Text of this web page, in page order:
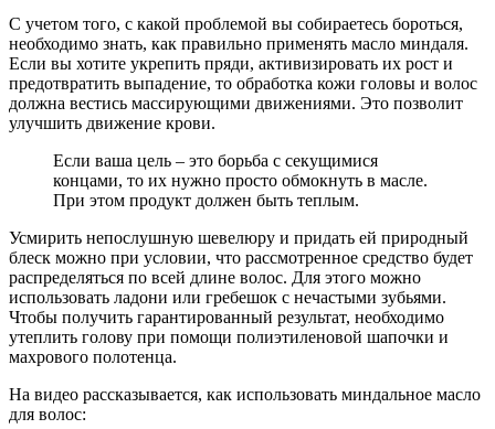
С учетом того, с какой проблемой вы собираетесь бороться,
необходимо знать, как правильно применять масло миндаля.
Если вы хотите укрепить пряди, активизировать их рост и
предотвратить выпадение, то обработка кожи головы и волос
должна вестись массирующими движениями. Это позволит
улучшить движение крови.
Если ваша цель – это борьба с секущимися
концами, то их нужно просто обмокнуть в масле.
При этом продукт должен быть теплым.
Усмирить непослушную шевелюру и придать ей природный
блеск можно при условии, что рассмотренное средство будет
распределяться по всей длине волос. Для этого можно
использовать ладони или гребешок с нечастыми зубьями.
Чтобы получить гарантированный результат, необходимо
утеплить голову при помощи полиэтиленовой шапочки и
махрового полотенца.
На видео рассказывается, как использовать миндальное масло
для волос: